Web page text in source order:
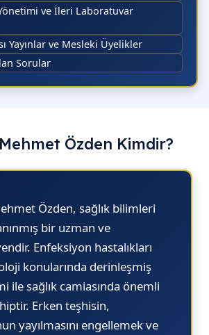
Yönetimi ve İleri Laboratuvar
Yayınlar ve Mesleki Üyelikler
Sorular
Özden Kimdir?
Özden, sağlık bilimleri
bir uzman ve
Enfeksiyon hastalıkları
konularında derinleşmiş
ile sağlık camiasında önemli
Erken teşhisin,
yayılmasını engellemek ve